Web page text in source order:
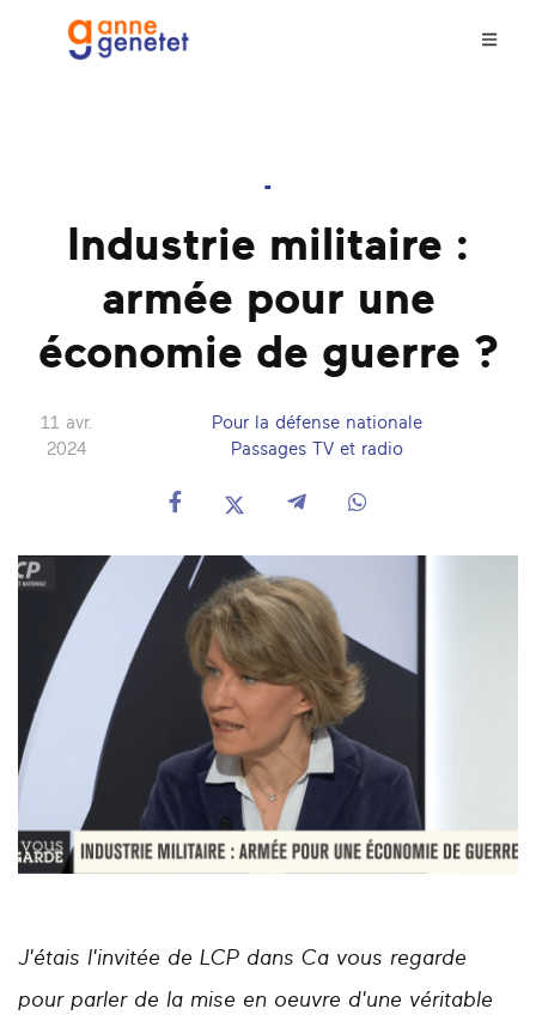
-
Industrie militaire :
armée pour une
économie de guerre ?
11 avr.
2024
Pour la défense nationale
Passages TV et radio
J'étais l'invitée de LCP dans Ca vous regarde
pour parler de la mise en oeuvre d'une véritable